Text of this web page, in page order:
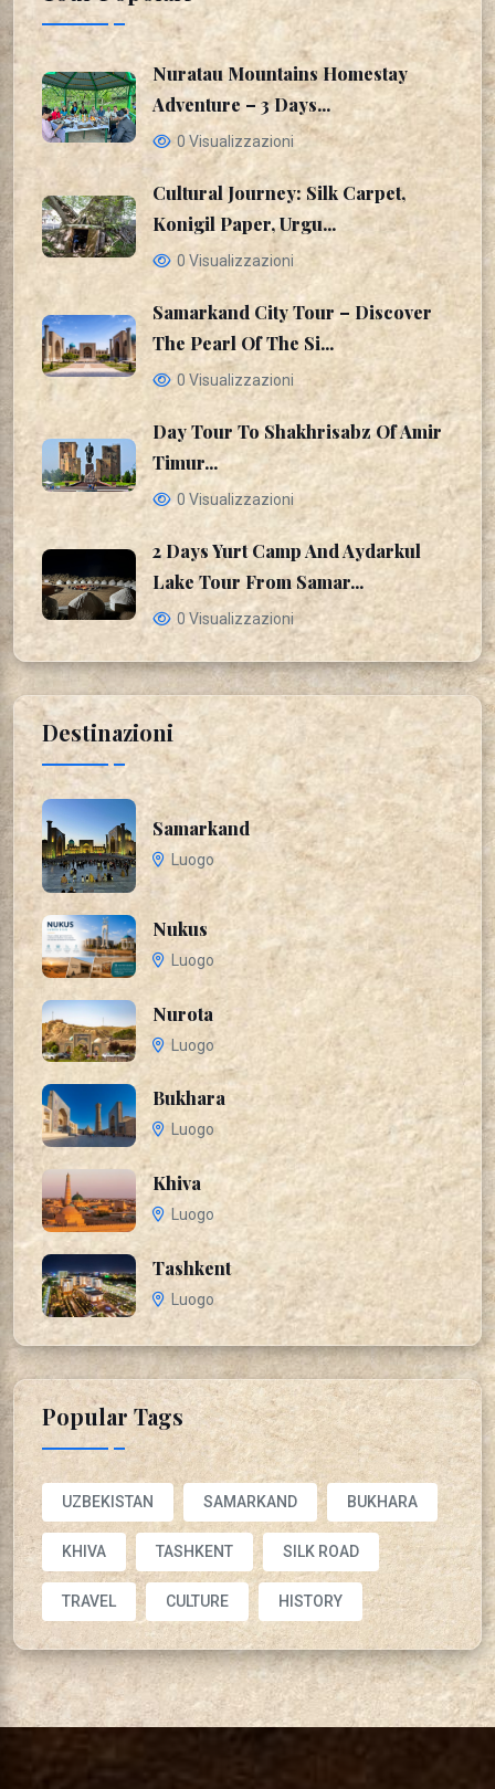
Nuratau Mountains Homestay
Adventure – 3 Days...
0 Visualizzazioni
Cultural Journey: Silk Carpet,
Konigil Paper, Urgu...
0 Visualizzazioni
Samarkand City Tour – Discover
The Pearl Of The Si...
0 Visualizzazioni
Day Tour To Shakhrisabz Of Amir
Timur...
0 Visualizzazioni
2 Days Yurt Camp And Aydarkul
Lake Tour From Samar...
0 Visualizzazioni
Destinazioni
Samarkand
Luogo
Nukus
Luogo
Nurota
Luogo
Bukhara
Luogo
Khiva
Luogo
Tashkent
Luogo
Popular Tags
UZBEKISTAN SAMARKAND BUKHARA
KHIVA TASHKENT SILK ROAD
TRAVEL CULTURE HISTORY